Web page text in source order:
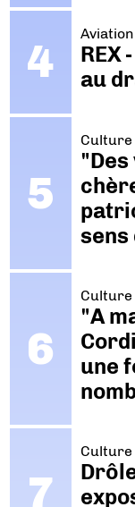
REX
au
Culture
sens
Culture
"A
une
Culture